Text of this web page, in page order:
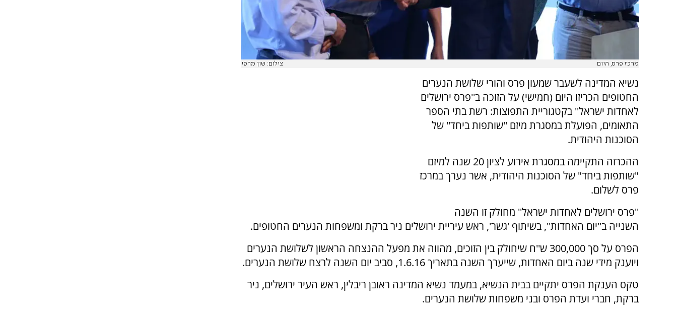
מרכז פרס, היום צילום: שון מרפי
נשיא המדינה לשעבר שמעון פרס והורי שלושת הנערים
החטופים הכריזו היום (חמישי) על הזוכה ב''פרס ירושלים
לאחדות ישראל'' בקטגוריית התפוצות: רשת בתי הספר
התאומים, הפועלת במסגרת מיזם ''שותפות ביחד'' של
הסוכנות היהודית.
ההכרזה התקיימה במסגרת אירוע לציון 20 שנה למיזם
"שותפות ביחד" של הסוכנות היהודית, אשר נערך במרכז
פרס לשלום.
''פרס ירושלים לאחדות ישראל'' מחולק זו השנה
השנייה ב''יום האחדות'', בשיתוף 'גשר', ראש עיריית ירושלים ניר ברקת ומשפחות הנערים החטופים.
הפרס על סך 300,000 ש''ח שיחולק בין הזוכים, מהווה את מפעל ההנצחה הראשון לשלושת הנערים
ויוענק מידי שנה ביום האחדות, שייערך השנה בתאריך 1.6.16, סביב יום השנה לרצח שלושת הנערים.
טקס הענקת הפרס יתקיים בבית הנשיא, במעמד נשיא המדינה ראובן ריבלין, ראש העיר ירושלים, ניר
ברקת, חברי ועדת הפרס ובני משפחות שלושת הנערים.